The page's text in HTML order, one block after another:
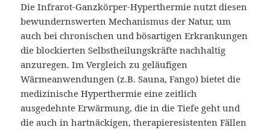
Die Infrarot-Ganzkörper-Hyperthermie nutzt diesen
bewundernswerten Mechanismus der Natur, um
auch bei chronischen und bösartigen Erkrankungen
die blockierten Selbstheilungskräfte nachhaltig
anzuregen. Im Vergleich zu geläufigen
Wärmeanwendungen (z.B. Sauna, Fango) bietet die
medizinische Hyperthermie eine zeitlich
ausgedehnte Erwärmung, die in die Tiefe geht und
die auch in hartnäckigen, therapieresistenten Fällen